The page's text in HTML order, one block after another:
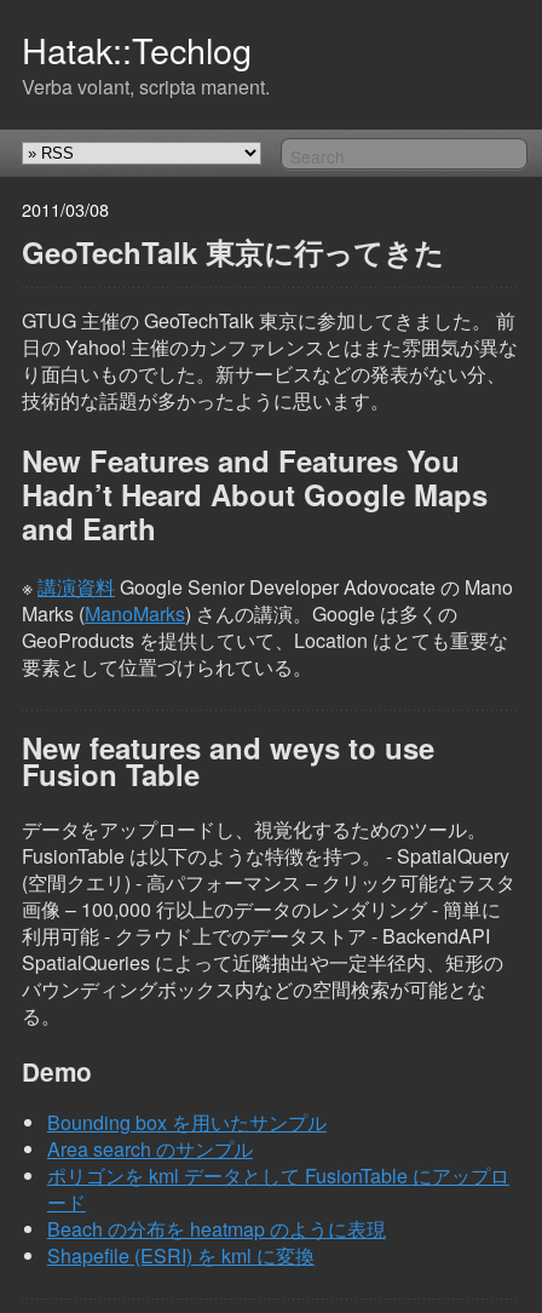
Hatak::Techlog
Verba volant, scripta manent.
GeoTechTalk 東京に行ってきた
2011/03/08
GTUG 主催の GeoTechTalk 東京に参加してきました。 前
日の Yahoo! 主催のカンファレンスとはまた雰囲気が異な
り面白いものでした。新サービスなどの発表がない分、
技術的な話題が多かったように思います。
New Features and Features You
Hadn’t Heard About Google Maps
and Earth
※講演資料Google Senior Developer Adovocate の Mano
Marks (ManoMarks) さんの講演。Google は多くの
GeoProducts を提供していて、Location はとても重要な
要素として位置づけられている。
New features and weys to use
Fusion Table
データをアップロードし、視覚化するためのツール。
FusionTable は以下のような特徴を持つ。 - SpatialQuery
(空間クエリ) - 高パフォーマンス – クリック可能なラスタ
画像 – 100,000 行以上のデータのレンダリング - 簡単に
利用可能 - クラウド上でのデータストア - BackendAPI
SpatialQueries によって近隣抽出や一定半径内、矩形の
バウンディングボックス内などの空間検索が可能とな
る。
Demo
Bounding box を用いたサンプル
Area search のサンプル
ポリゴンを kml データとして FusionTable にアップロ
ード
Beach の分布を heatmap のように表現
Shapefile (ESRI) を kml に変換